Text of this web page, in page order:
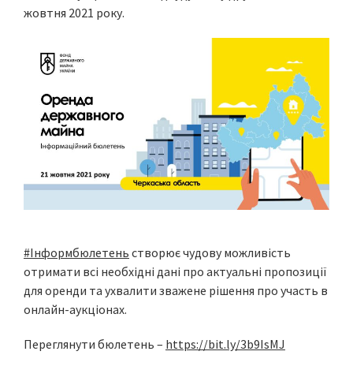
жовтня 2021 року.
#Інформбюлетень створює чудову можливість
отримати всі необхідні дані про актуальні пропозиції
для оренди та ухвалити зважене рішення про участь в
онлайн-аукціонах.
Переглянути бюлетень – https://bit.ly/3b9IsMJ